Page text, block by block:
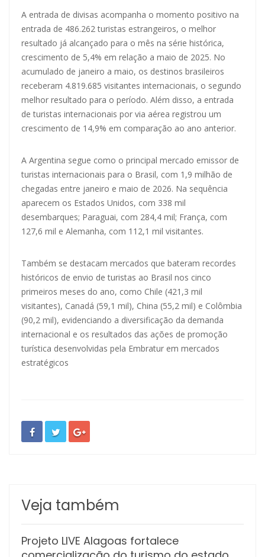
A entrada de divisas acompanha o momento positivo na
entrada de 486.262 turistas estrangeiros, o melhor
resultado já alcançado para o mês na série histórica,
crescimento de 5,4% em relação a maio de 2025. No
acumulado de janeiro a maio, os destinos brasileiros
receberam 4.819.685 visitantes internacionais, o segundo
melhor resultado para o período. Além disso, a entrada
de turistas internacionais por via aérea registrou um
crescimento de 14,9% em comparação ao ano anterior.
A Argentina segue como o principal mercado emissor de
turistas internacionais para o Brasil, com 1,9 milhão de
chegadas entre janeiro e maio de 2026. Na sequência
aparecem os Estados Unidos, com 338 mil
desembarques; Paraguai, com 284,4 mil; França, com
127,6 mil e Alemanha, com 112,1 mil visitantes.
Também se destacam mercados que bateram recordes
históricos de envio de turistas ao Brasil nos cinco
primeiros meses do ano, como Chile (421,3 mil
visitantes), Canadá (59,1 mil), China (55,2 mil) e Colômbia
(90,2 mil), evidenciando a diversificação da demanda
internacional e os resultados das ações de promoção
turística desenvolvidas pela Embratur em mercados
estratégicos
Veja também
Projeto LIVE Alagoas fortalece